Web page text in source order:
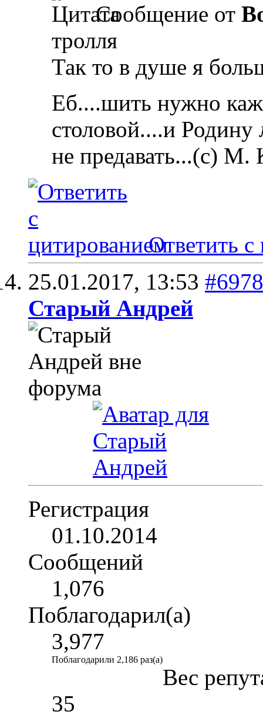
Сообщение от
тролля
Так то в душе я
Еб....шить нужно
столовой....и
не предавать...(с) М.
Ответить с
25.01.2017, 13:53 #6978
Старый Андрей
Регистрация
01.10.2014
Сообщений
1,076
Поблагодарил(а)
3,977
Поблагодарили 2,186 раз(а)
Вес
35